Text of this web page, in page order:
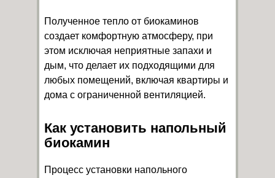
Полученное тепло от биокаминов
создает комфортную атмосферу, при
этом исключая неприятные запахи и
дым, что делает их подходящими для
любых помещений, включая квартиры и
дома с ограниченной вентиляцией.
Как установить напольный
биокамин
Процесс установки напольного